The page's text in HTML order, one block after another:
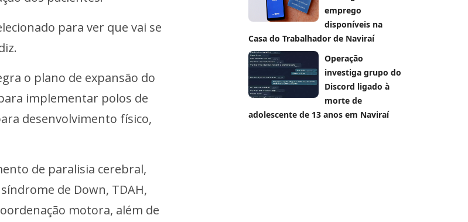
para ver que vai se
o plano de expansão do
implementar polos de
desenvolvimento físico,
de paralisia cerebral,
de Down, TDAH,
motora, além de
emprego
disponíveis na
Casa do Trabalhador de Naviraí
Operação
investiga grupo do
Discord ligado à
morte de
adolescente de 13 anos em Naviraí